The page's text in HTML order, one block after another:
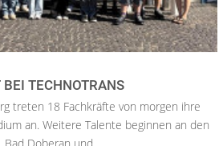
TECHNOTRANS
treten 18 Fachkräfte von morgen ihre
an. Weitere Talente beginnen an den